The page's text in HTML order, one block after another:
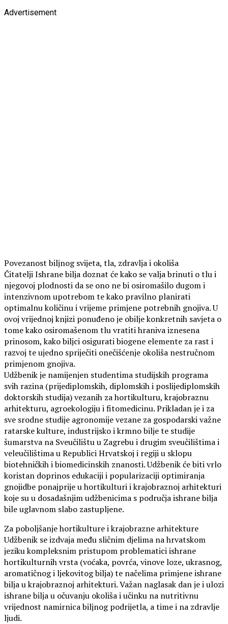
Advertisement
Povezanost biljnog svijeta, tla, zdravlja i okoliša
Čitatelji Ishrane bilja doznat će kako se valja brinuti o tlu i
njegovoj plodnosti da se ono ne bi osiromašilo dugom i
intenzivnom upotrebom te kako pravilno planirati
optimalnu količinu i vrijeme primjene potrebnih gnojiva. U
ovoj vrijednoj knjizi ponuđeno je obilje konkretnih savjeta o
tome kako osiromašenom tlu vratiti hraniva iznesena
prinosom, kako biljci osigurati biogene elemente za rast i
razvoj te ujedno spriječiti onečišćenje okoliša nestručnom
primjenom gnojiva.
Udžbenik je namijenjen studentima studijskih programa
svih razina (prijediplomskih, diplomskih i poslijediplomskih
doktorskih studija) vezanih za hortikulturu, krajobraznu
arhitekturu, agroekologiju i fitomedicinu. Prikladan je i za
sve srodne studije agronomije vezane za gospodarski važne
ratarske kulture, industrijsko i krmno bilje te studije
šumarstva na Sveučilištu u Zagrebu i drugim sveučilištima i
veleučilištima u Republici Hrvatskoj i regiji u sklopu
biotehničkih i biomedicinskih znanosti. Udžbenik će biti vrlo
koristan doprinos edukaciji i popularizaciji optimiranja
gnojidbe ponajprije u hortikulturi i krajobraznoj arhitekturi
koje su u dosadašnjim udžbenicima s područja ishrane bilja
bile uglavnom slabo zastupljene.
Za poboljšanje hortikulture i krajobrazne arhitekture
Udžbenik se izdvaja među sličnim djelima na hrvatskom
jeziku kompleksnim pristupom problematici ishrane
hortikulturnih vrsta (voćaka, povrća, vinove loze, ukrasnog,
aromatičnog i ljekovitog bilja) te načelima primjene ishrane
bilja u krajobraznoj arhitekturi. Važan naglasak dan je i ulozi
ishrane bilja u očuvanju okoliša i učinku na nutritivnu
vrijednost namirnica biljnog podrijetla, a time i na zdravlje
ljudi.